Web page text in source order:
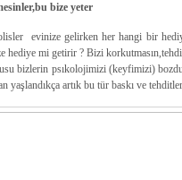
bize yeter
evinize gelirken her hangi bir
hediye mi getirir ? Bizi
bizlerin psıkolojimizi (keyfimizi)
artık bu tür baskı ve